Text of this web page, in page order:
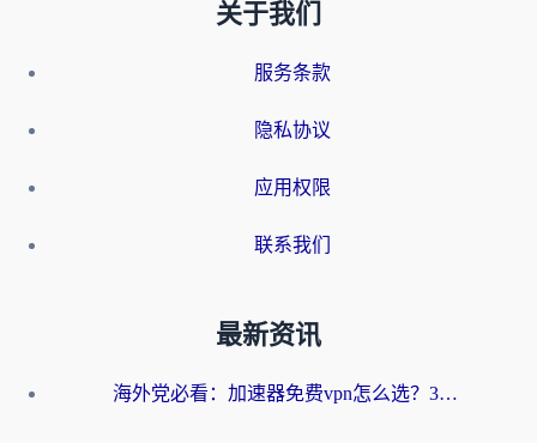
关于我们
服务条款
隐私协议
应用权限
联系我们
最新资讯
海外党必看：加速器免费vpn怎么选？3步教你无缝访问国内资源